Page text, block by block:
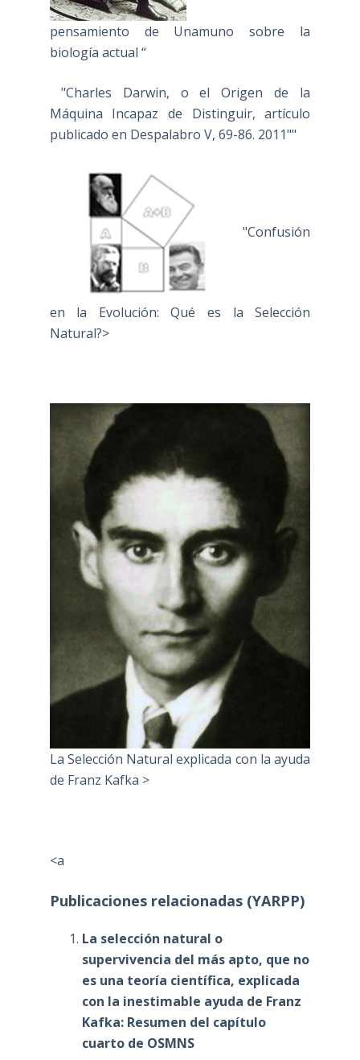
pensamiento de Unamuno sobre la
biología actual “
"Charles Darwin, o el Origen de la
Máquina Incapaz de Distinguir, artículo
publicado en Despalabro V, 69-86. 2011""
"Confusión
en la Evolución: Qué es la Selección
Natural?>
La Selección Natural explicada con la ayuda
de Franz Kafka >
<a
Publicaciones relacionadas (YARPP)
La selección natural o
supervivencia del más apto, que no
es una teoría científica, explicada
con la inestimable ayuda de Franz
Kafka: Resumen del capítulo
cuarto de OSMNS